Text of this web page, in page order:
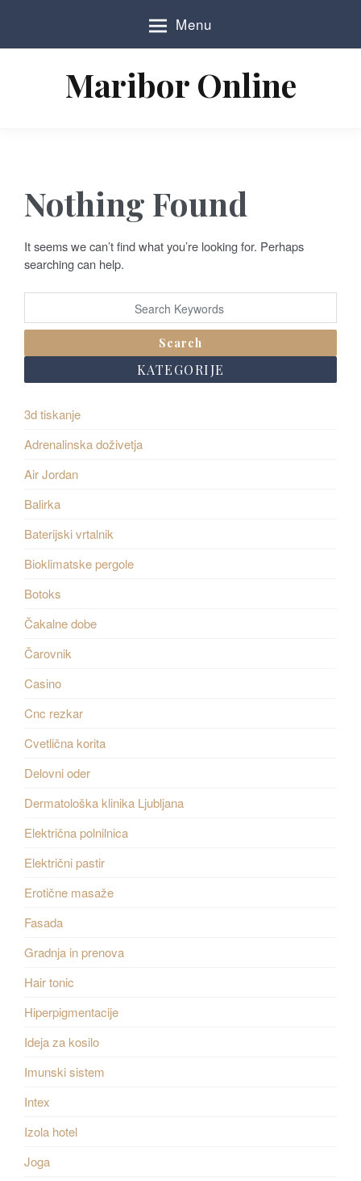
Menu
Maribor Online
Nothing Found
It seems we can’t find what you’re looking for. Perhaps
searching can help.
Search
KATEGORIJE
3d tiskanje
Adrenalinska doživetja
Air Jordan
Balirka
Baterijski vrtalnik
Bioklimatske pergole
Botoks
Čakalne dobe
Čarovnik
Casino
Cnc rezkar
Cvetlična korita
Delovni oder
Dermatološka klinika Ljubljana
Električna polnilnica
Električni pastir
Erotične masaže
Fasada
Gradnja in prenova
Hair tonic
Hiperpigmentacije
Ideja za kosilo
Imunski sistem
Intex
Izola hotel
Joga